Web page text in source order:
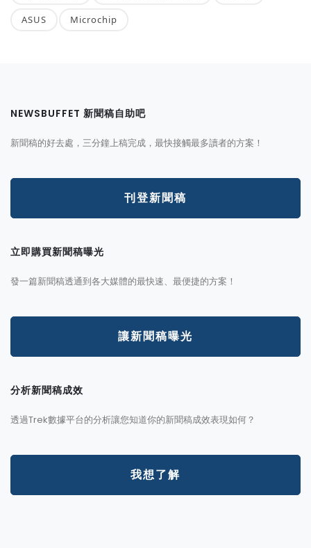
ASUS Microchip
NEWSBUFFET 新聞稿自助吧
新聞稿的好去處，三分鐘上稿完成，最快接觸最多讀者的方案！
刊登新聞稿
立即購買新聞稿曝光
發一篇新聞稿透通到各大媒體的最快速、最便捷的方案！
讓新聞稿曝光
分析新聞稿成效
透過Trek數據平台的分析讓您知道你的新聞稿成效表現如何？
我想了解